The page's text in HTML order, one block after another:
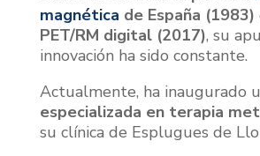
magnética de España (1983)
PET/RM digital (2017), su
innovación ha sido constante.
Actualmente, ha inaugurado
especializada en terapia
su clínica de Esplugues de